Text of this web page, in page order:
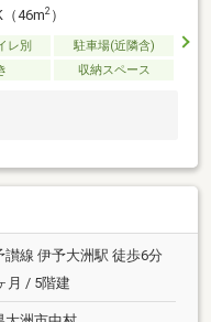
（46m2）
レ別
駐車場(近隣含)
収納スペース
讃線 伊予大洲駅 徒歩6分
月 / 5階建